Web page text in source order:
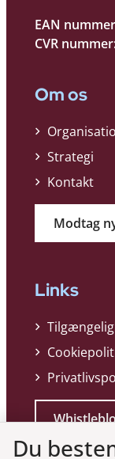
EAN
CVR
Om os
Strategi
Kontakt
Modtag
Links
Du